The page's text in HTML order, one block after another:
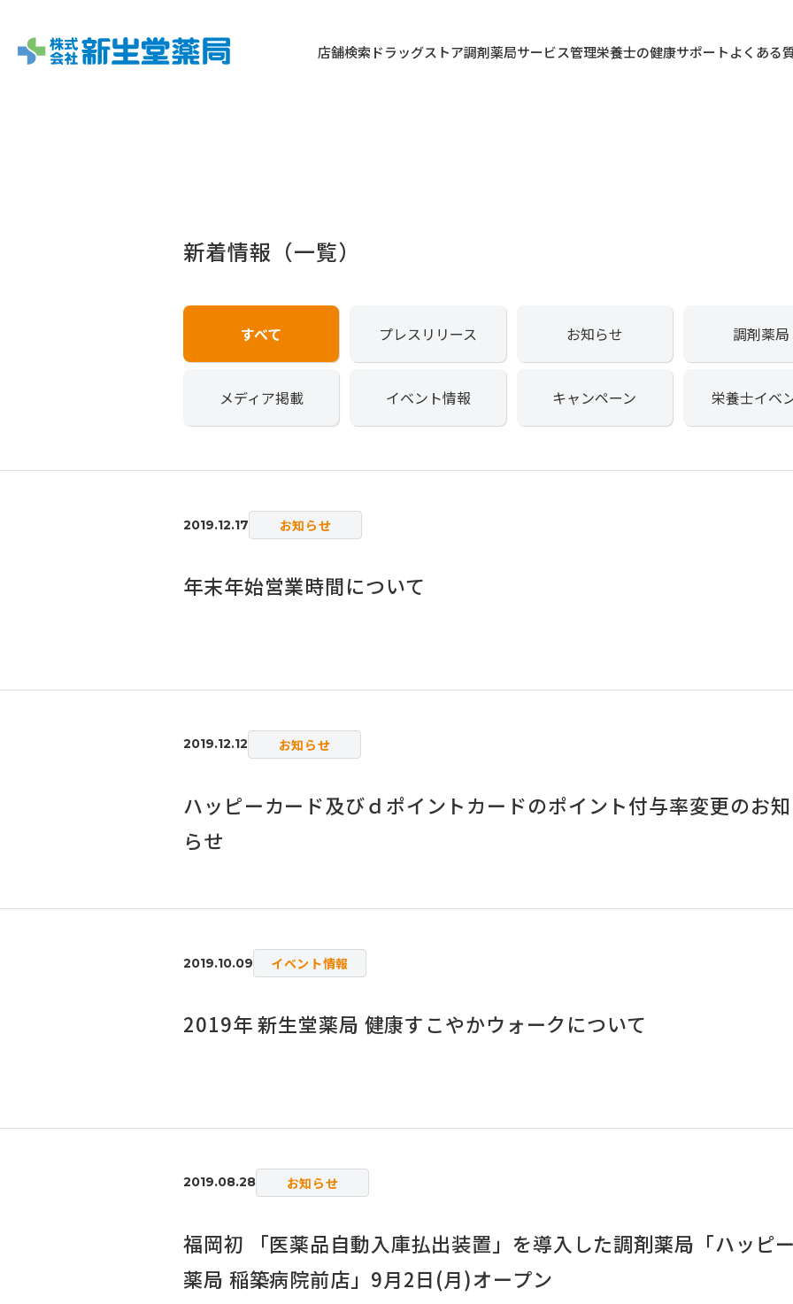
店舗検索 ドラッグストア調剤薬局サービス管理栄養士の健康サポートよくある
新着情報（一覧）
すべて プレスリリース お知らせ 調剤薬局
メディア掲載 イベント情報 キャンペーン 栄養士イベ
2019.12.17 お知らせ
年末年始営業時間について
2019.12.12 お知らせ
ハッピーカード及びｄポイントカードのポイント付与率変更のお知
らせ
2019.10.09 イベント情報
2019年 新生堂薬局 健康すこやかウォークについて
2019.08.28 お知らせ
福岡初 「医薬品自動入庫払出装置」を導入した調剤薬局「ハッピ
薬局 稲築病院前店」9月2日(月)オープン